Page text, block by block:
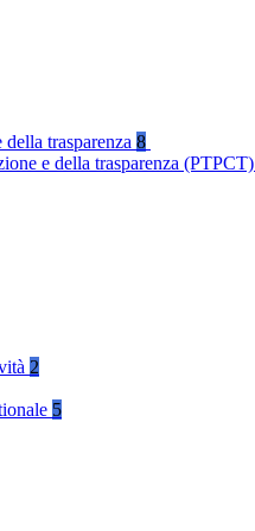
trasparenza 8
e della trasparenza (PTPCT)
2
5